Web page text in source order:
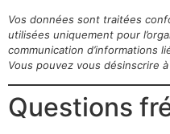
Vos données sont traitées
utilisées uniquement pour
communication d’informations
Vous pouvez vous désinscrire
Questions